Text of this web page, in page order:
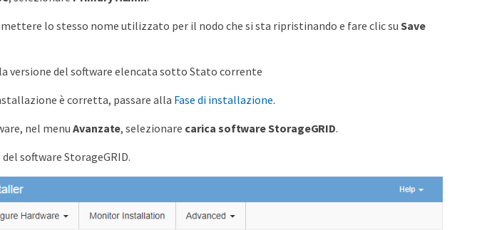
lo stesso nome utilizzato per il nodo che si sta ripristinando e fare clic suSave
versione del software elencata sotto Stato corrente
è corretta, passare alla Fase di installazione.
nel menu Avanzate, selezionare carica software StorageGRID.
software StorageGRID.